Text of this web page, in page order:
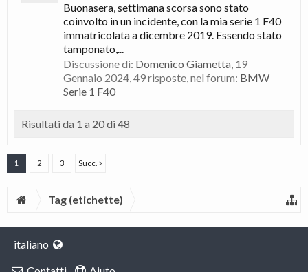
Buonasera, settimana scorsa sono stato
coinvolto in un incidente, con la mia serie 1 F40
immatricolata a dicembre 2019. Essendo stato
tamponato,...
Discussione di: Domenico Giametta, 19
Gennaio 2024, 49 risposte, nel forum: BMW
Serie 1 F40
Risultati da 1 a 20 di 48
1 2 3 Succ. >
Tag (etichette)
italiano